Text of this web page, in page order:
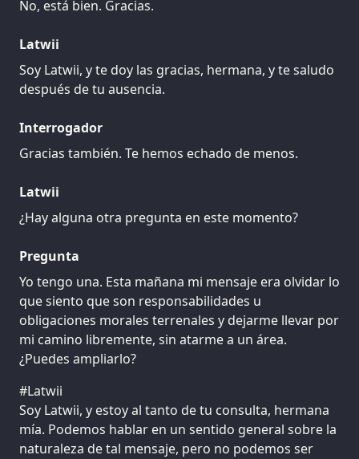
No, está bien. Gracias.
Latwii
Soy Latwii, y te doy las gracias, hermana, y te saludo
después de tu ausencia.
Interrogador
Gracias también. Te hemos echado de menos.
Latwii
¿Hay alguna otra pregunta en este momento?
Pregunta
Yo tengo una. Esta mañana mi mensaje era olvidar lo
que siento que son responsabilidades u
obligaciones morales terrenales y dejarme llevar por
mi camino libremente, sin atarme a un área.
¿Puedes ampliarlo?
#Latwii
Soy Latwii, y estoy al tanto de tu consulta, hermana
mía. Podemos hablar en un sentido general sobre la
naturaleza de tal mensaje, pero no podemos ser